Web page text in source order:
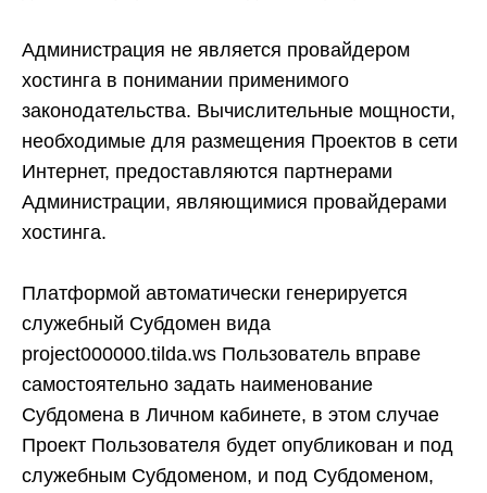
Администрация не является провайдером
хостинга в понимании применимого
законодательства. Вычислительные мощности,
необходимые для размещения Проектов в сети
Интернет, предоставляются партнерами
Администрации, являющимися провайдерами
хостинга.
Платформой автоматически генерируется
служебный Субдомен вида
project000000.tilda.ws Пользователь вправе
самостоятельно задать наименование
Субдомена в Личном кабинете, в этом случае
Проект Пользователя будет опубликован и под
служебным Субдоменом, и под Субдоменом,